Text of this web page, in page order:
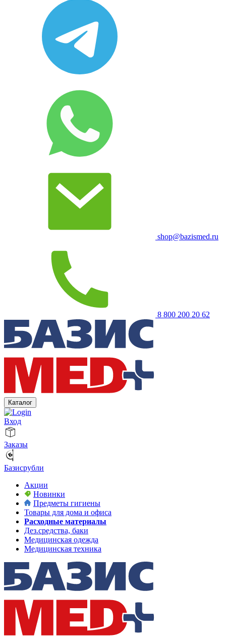
shop@bazismed.ru
8 800 200 20 62
Каталог
Вход
Заказы
Базисрубли
Акции
Новинки
Предметы гигиены
Товары для дома и офиса
Расходные материалы
Дез.средства, баки
Медицинская одежда
Медицинская техника